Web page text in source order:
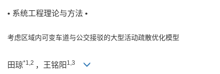
• 系统工程理论与方法 •
考虑区域内可变车道与公交接驳的大型活动疏散优化模型
田琼*1,2 ，王铭阳 1,3